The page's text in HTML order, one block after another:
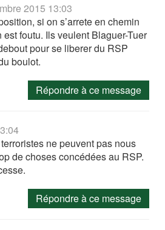
2015 13:03
si on s’arrete en chemin
foutu. Ils veulent Blaguer-Tuer
pour se liberer du RSP
boulot.
Répondre à ce message
ne peuvent pas nous
de choses concédées au RSP.
Répondre à ce message